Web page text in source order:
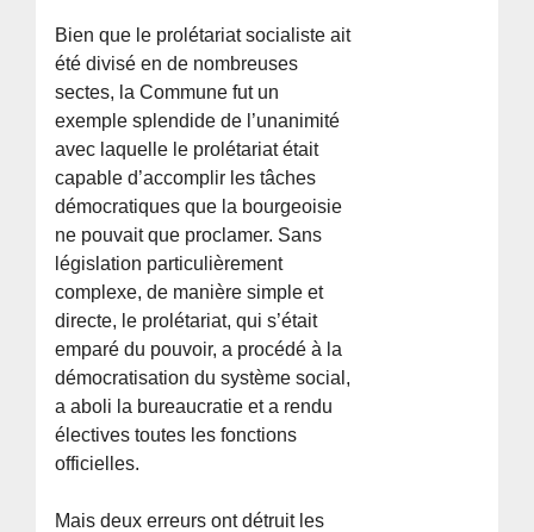
Bien que le prolétariat socialiste ait
été divisé en de nombreuses
sectes, la Commune fut un
exemple splendide de l’unanimité
avec laquelle le prolétariat était
capable d’accomplir les tâches
démocratiques que la bourgeoisie
ne pouvait que proclamer. Sans
législation particulièrement
complexe, de manière simple et
directe, le prolétariat, qui s’était
emparé du pouvoir, a procédé à la
démocratisation du système social,
a aboli la bureaucratie et a rendu
électives toutes les fonctions
officielles.
Mais deux erreurs ont détruit les